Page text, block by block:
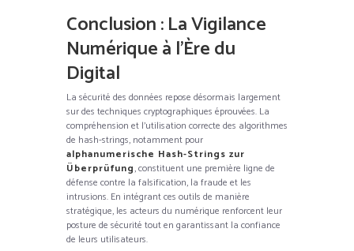
Conclusion : La Vigilance
Numérique à l’Ère du
Digital
La sécurité des données repose désormais largement
sur des techniques cryptographiques éprouvées. La
compréhension et l’utilisation correcte des algorithmes
de hash-strings, notamment pour
alphanumerische Hash-Strings zur
Überprüfung, constituent une première ligne de
défense contre la falsification, la fraude et les
intrusions. En intégrant ces outils de manière
stratégique, les acteurs du numérique renforcent leur
posture de sécurité tout en garantissant la confiance
de leurs utilisateurs.